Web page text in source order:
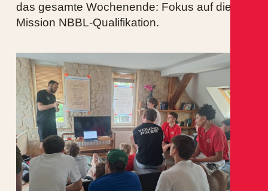
das gesamte Wochenende: Fokus auf die
Mission NBBL-Qualifikation.